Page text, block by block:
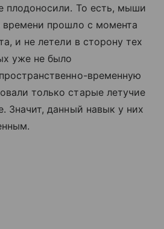
плодоносили. То есть, мыши
времени прошло с момента
и не летели в сторону тех
уже не было
временную
только старые летучие
Значит, данный навык у них